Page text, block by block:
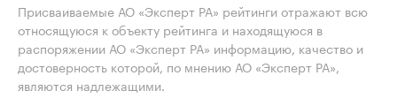
Присваиваемые АО «Эксперт РА» рейтинги отражают всю
относящуюся к объекту рейтинга и находящуюся в
распоряжении АО «Эксперт РА» информацию, качество и
достоверность которой, по мнению АО «Эксперт РА»,
являются надлежащими.